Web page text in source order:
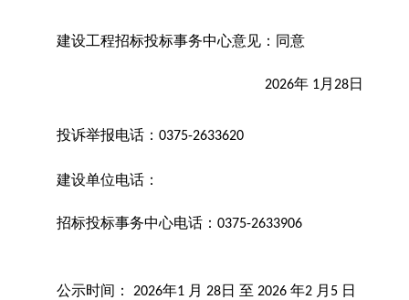
建设工程招标投标事务中心意见： 同意
2026年 1月 28日
投诉举报电话： 0375-2633620
建设单位电话：
招标投标事务中心电话： 0375-2633906
公示时间： 2026年1 月 28日 至 2026 年2 月 5 日